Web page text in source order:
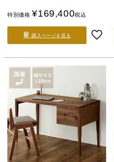
特別価格 ¥169,400税込
購入ページを見る